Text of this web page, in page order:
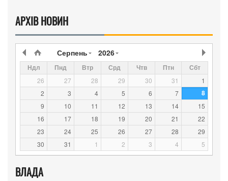
АРХІВ НОВИН
Серпень 2026
Ндл Пнд Втр Срд Чтв Птн Сбт
26 27 28 29 30 31
1
2
3 4 5 6 7 8
9 10 11 12 13 14
15
16
17 18 19 20 21
22
23
24 25 26 27 28
29
30
31 1 2 3 4 5
ВЛАДА